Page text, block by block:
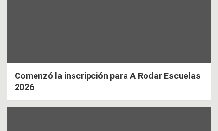
Comenzó la inscripción para A Rodar Escuelas
2026